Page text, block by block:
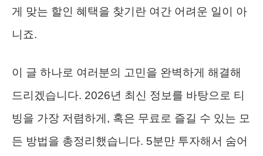
게 맞는 할인 혜택을 찾기란 여간 어려운 일이 아
니죠.
이 글 하나로 여러분의 고민을 완벽하게 해결해
드리겠습니다. 2026년 최신 정보를 바탕으로 티
빙을 가장 저렴하게, 혹은 무료로 즐길 수 있는 모
든 방법을 총정리했습니다. 5분만 투자해서 숨어